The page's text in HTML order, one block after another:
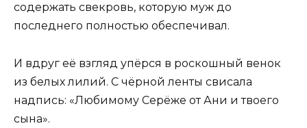
содержать свекровь, которую муж до
последнего полностью обеспечивал.
И вдруг её взгляд упёрся в роскошный венок
из белых лилий. С чёрной ленты свисала
надпись: «Любимому Серёже от Ани и твоего
сына».